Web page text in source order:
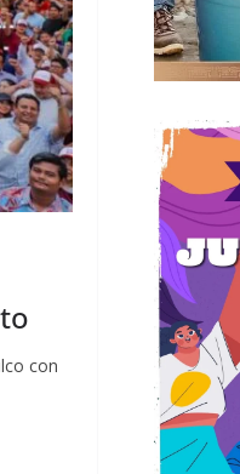
con